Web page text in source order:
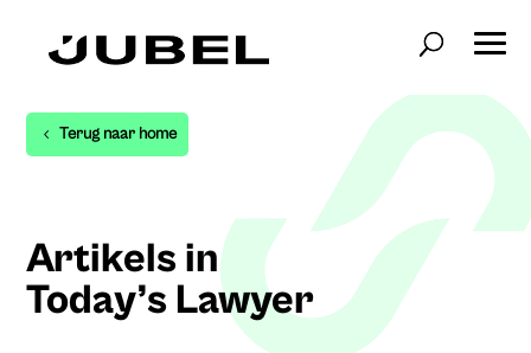
Terug naar home
Artikels in
Today’s Lawyer